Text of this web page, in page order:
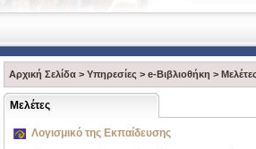
Αρχική Σελίδα > Υπηρεσίες > e-Βιβλιοθήκη >
Μελέτες
Λογισμικό της Εκπαίδευσης